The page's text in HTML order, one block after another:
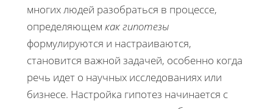
многих людей разобраться в процессе,
определяющем как гипотезы
формулируются и настраиваются,
становится важной задачей, особенно когда
речь идет о научных исследованиях или
бизнесе. Настройка гипотез начинается с